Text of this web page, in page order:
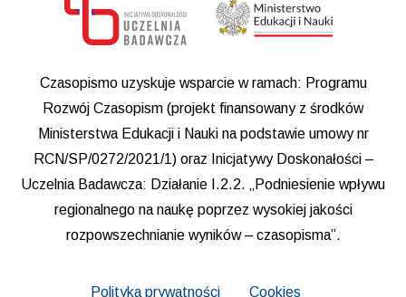
Czasopismo uzyskuje wsparcie w ramach: Programu
Rozwój Czasopism (projekt finansowany z środków
Ministerstwa Edukacji i Nauki na podstawie umowy nr
RCN/SP/0272/2021/1) oraz Inicjatywy Doskonałości –
Uczelnia Badawcza: Działanie I.2.2. „Podniesienie wpływu
regionalnego na naukę poprzez wysokiej jakości
rozpowszechnianie wyników – czasopisma”.
Polityka prywatności Cookies